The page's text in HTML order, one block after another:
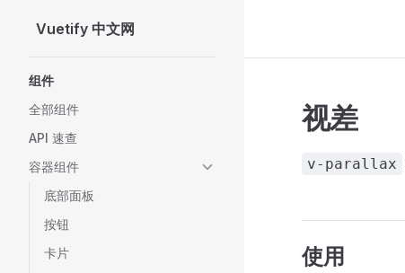
Skip to content
Vuetify 中文网
组件
全部组件
API 速查
容器组件
底部面板
按钮
卡片
视差
v-parallax
使用